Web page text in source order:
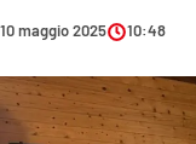
AMBIENTE
SOCIETÀ
CULTURA
10 maggio 2025 10:48